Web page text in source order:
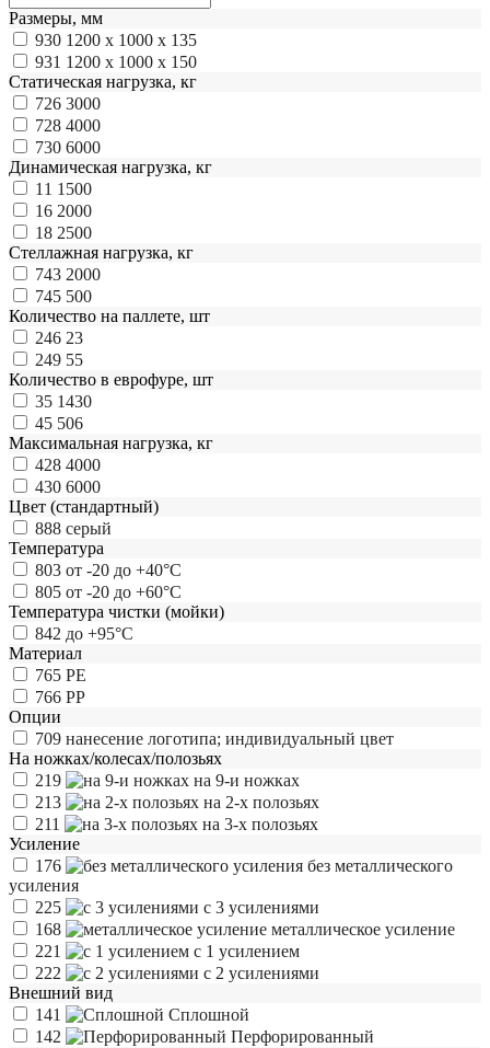
Размеры, мм
930 1200 x 1000 x 135
931 1200 x 1000 x 150
Статическая нагрузка, кг
726 3000
728 4000
730 6000
Динамическая нагрузка, кг
11 1500
16 2000
18 2500
Стеллажная нагрузка, кг
743 2000
745 500
Количество на паллете, шт
246 23
249 55
Количество в еврофуре, шт
35 1430
45 506
Максимальная нагрузка, кг
428 4000
430 6000
Цвет (стандартный)
888 серый
Температура
803 от -20 до +40°С
805 от -20 до +60°С
Температура чистки (мойки)
842 до +95°С
Материал
765 РЕ
766 РР
Опции
709 нанесение логотипа; индивидуальный цвет
На ножках/колесах/полозьях
219
на 9-и ножках
213
на 2-х полозьях
211
на 3-х полозьях
Усиление
176
без металлического
усиления
225
с 3 усилениями
168
металлическое усиление
221
с 1 усилением
222
с 2 усилениями
Внешний вид
141
Сплошной
142
Перфорированный